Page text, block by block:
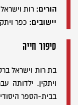
הורים: רות וישראל
יישובים: כפר
סיפור חייה
ויתקין. ילדותה
בבית-הספר